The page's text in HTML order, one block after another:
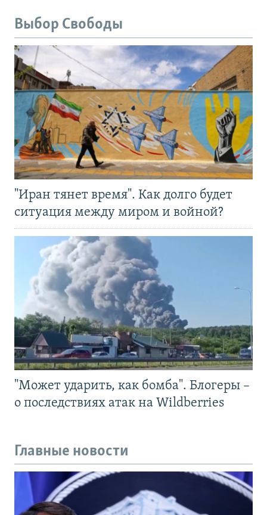
Выбор Свободы
"Иран тянет время". Как долго будет
ситуация между миром и войной?
"Может ударить, как бомба". Блогеры –
о последствиях атак на Wildberries
Главные новости